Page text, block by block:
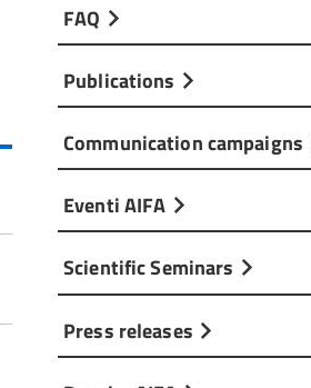
FAQ
Publications
Communication campaigns
Eventi AIFA
Scientific Seminars
Press releases